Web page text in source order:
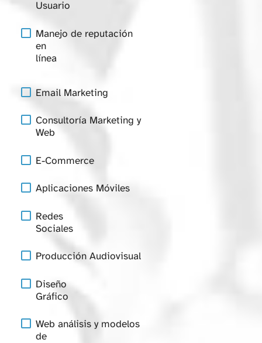
Usuario
Manejo de reputación
en
línea
Email Marketing
Consultoría Marketing y
Web
E-Commerce
Aplicaciones Móviles
Redes
Sociales
Producción Audiovisual
Diseño
Gráfico
Web análisis y modelos
de